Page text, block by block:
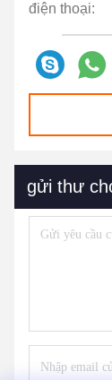
điện thoại:
gửi thư